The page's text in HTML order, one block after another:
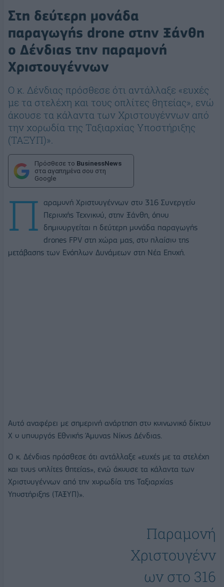
Στη δεύτερη μονάδα
παραγωγής drone στην Ξάνθη
ο Δένδιας την παραμονή
Χριστουγέννων
Ο κ. Δένδιας πρόσθεσε ότι αντάλλαξε «ευχές
με τα στελέχη και τους οπλίτες θητείας», ενώ
άκουσε τα κάλαντα των Χριστουγέννων από
την χορωδία της Ταξιαρχίας Υποστήριξης
(ΤΑΞΥΠ)».
Πρόσθεσε το BusinessNews
στα αγαπημένα σου στη
Google
Π
αραμονή Χριστουγέννων στο 316 Συνεργείο
Περιοχής Τεχνικού, στην Ξάνθη, όπου
δημιουργείται η δεύτερη μονάδα παραγωγής
drones FPV στη χώρα μας, στο πλαίσιο της
μετάβασης των Ενόπλων Δυνάμεων στη Νέα Εποχή.
Αυτό αναφέρει με σημερινή ανάρτηση στο κοινωνικό δίκτυο
Χ ο υπουργός Εθνικής Άμυνας Νίκος Δένδιας.
Ο κ. Δένδιας πρόσθεσε ότι αντάλλαξε «ευχές με τα στελέχη
και τους οπλίτες θητείας», ενώ άκουσε τα κάλαντα των
Χριστουγέννων από την χορωδία της Ταξιαρχίας
Υποστήριξης (ΤΑΞΥΠ)».
Παραμονή
Χριστουγένν
ων στο 316